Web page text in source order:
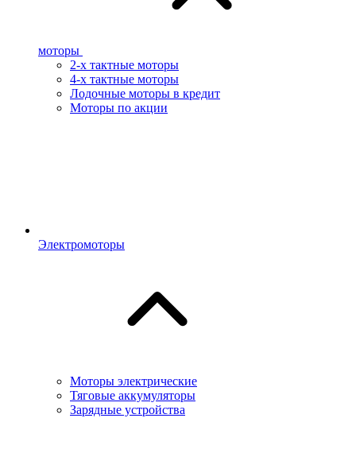
моторы
2-х тактные моторы
4-х тактные моторы
Лодочные моторы в кредит
Моторы по акции
Электромоторы
Моторы электрические
Тяговые аккумуляторы
Зарядные устройства